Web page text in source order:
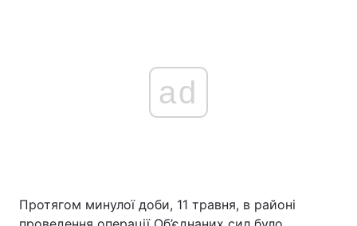
ad
Протягом минулої доби, 11 травня, в районі